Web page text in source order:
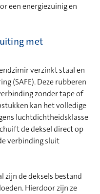
een energiezuinig en
met
verzinkt staal en
(SAFE). Deze rubberen
zonder tape of
kan het volledige
luchtdichtheidsklasse
de deksel direct op
verbinding sluit
zijn de deksels bestand
Hierdoor zijn ze